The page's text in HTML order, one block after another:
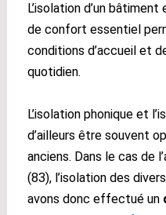
L’isolation d’un
de confort essentiel
conditions d’accueil et
quotidien.
L’isolation phonique et
d’ailleurs être souvent
anciens. Dans le cas de
(83), l’isolation des
avons donc effectué un